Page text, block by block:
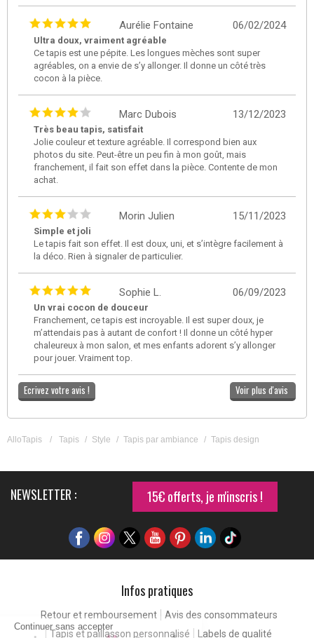
Continuer sans accepter
06/02/2024
Aurélie Fontaine
Ultra doux, vraiment agréable
Ce tapis est une pépite. Les longues mèches sont super
agréables, on a envie de s’y allonger. Il donne un côté très
cocon à la pièce.
13/12/2023
Marc Dubois
Très beau tapis, satisfait
Jolie couleur et texture agréable. Il correspond bien aux
photos du site. Peut-être un peu fin à mon goût, mais
franchement, il fait son effet dans la pièce. Contente de mon
achat.
15/11/2023
Morin Julien
Simple et joli
Le tapis fait son effet. Il est doux, uni, et s’intègre facilement à
la déco. Rien à signaler de particulier.
06/09/2023
Sophie L.
Un vrai cocon de douceur
Franchement, ce tapis est incroyable. Il est super doux, je
m’attendais pas à autant de confort ! Il donne un côté hyper
chaleureux à mon salon, et mes enfants adorent s’y allonger
pour jouer. Vraiment top.
Ecrivez votre avis ! Voir plus d'avis
AlloTapis / Tapis / Style / Tapis par ambiance / Tapis design
NEWSLETTER : 15€ offerts, je m'inscris !
Infos pratiques
Retour et remboursement
Avis des consommateurs
Tapis et paillasson personnalisé
Labels de qualité